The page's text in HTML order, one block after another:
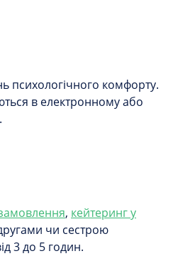
психологічного комфорту.
в електронному або
, кейтеринг у
чи сестрою
3 до 5 годин.